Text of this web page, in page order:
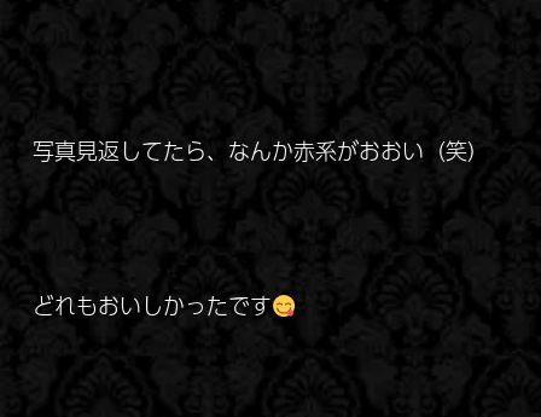
写真見返してたら、なんか赤系がおおい（笑）
どれもおいしかったです